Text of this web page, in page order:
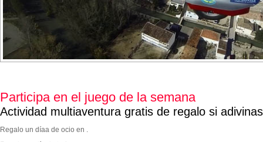
Participa en el juego de la semana
Actividad multiaventura gratis de regalo si
Regalo un díaa de ocio en .